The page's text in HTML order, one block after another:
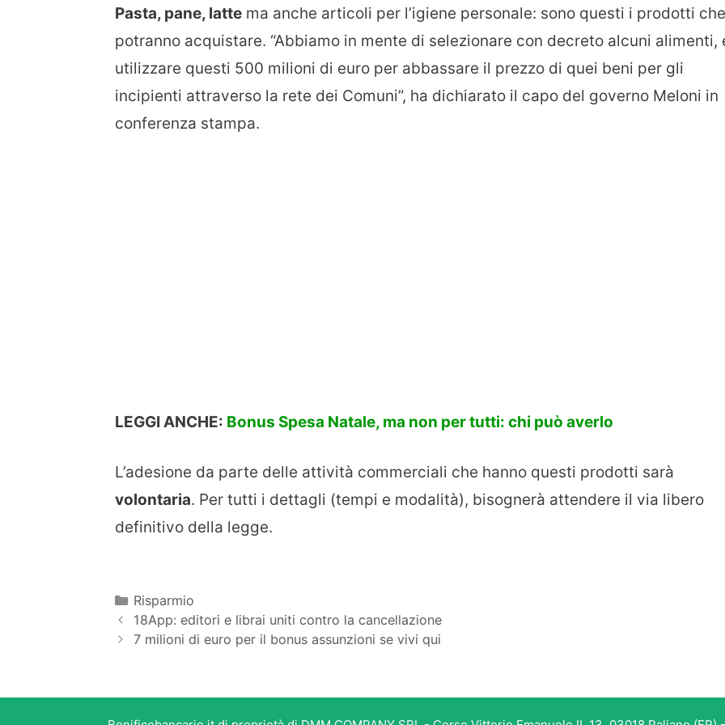
Pasta, pane, latte ma anche articoli per l’igiene personale: sono questi i prodotti
potranno acquistare. “Abbiamo in mente di selezionare con decreto alcuni alimenti,
utilizzare questi 500 milioni di euro per abbassare il prezzo di quei beni per gli
incipienti attraverso la rete dei Comuni”, ha dichiarato il capo del governo Meloni in
conferenza stampa.
LEGGI ANCHE: Bonus Spesa Natale, ma non per tutti: chi può averlo
L’adesione da parte delle attività commerciali che hanno questi prodotti sarà
volontaria. Per tutti i dettagli (tempi e modalità), bisognerà attendere il via libero
definitivo della legge.
Categorie
Risparmio
18App: editori e librai uniti contro la cancellazione
7 milioni di euro per il bonus assunzioni se vivi qui